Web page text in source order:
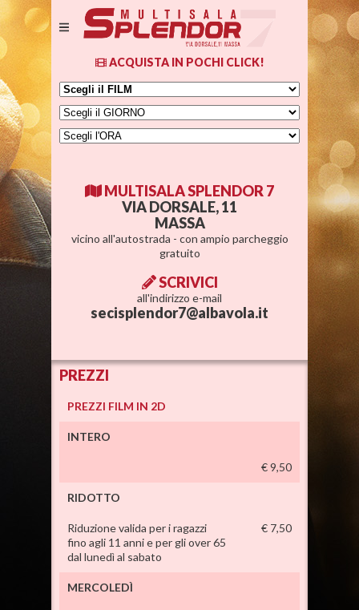
ACQUISTA IN POCHI CLICK!
MULTISALA SPLENDOR 7
VIA DORSALE, 11
MASSA
vicino all'autostrada - con ampio parcheggio
gratuito
SCRIVICI
all'indirizzo e-mail
secisplendor7@albavola.it
PREZZI
PREZZI FILM IN 2D
INTERO
€ 9,50
RIDOTTO
Riduzione valida per i ragazzi
fino agli 11 anni e per gli over 65
dal lunedì al sabato
€ 7,50
MERCOLEDÌ